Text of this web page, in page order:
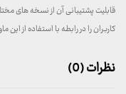
کاربران را در رابطه با استفاده از
نظرات (0)